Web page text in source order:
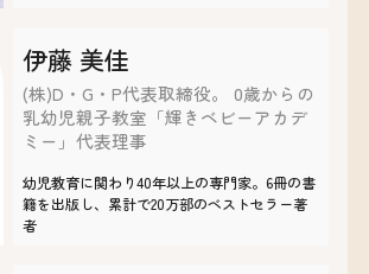
伊藤 美佳
(株)D・G・P代表取締役。 0歳からの
乳幼児親子教室「輝きベビーアカデ
ミー」代表理事
​​幼児教育に関わり40年以上の専門家。6冊の書
籍を出版し、累計で20万部のベストセラー著
者